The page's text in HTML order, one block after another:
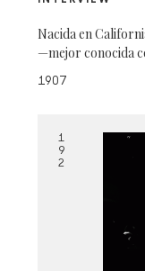
Nacida en
—mejor conocida
1907
1
9
2